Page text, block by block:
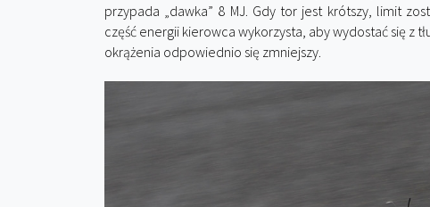
przypada „dawka” 8 MJ. Gdy tor jest krótszy, limit
część energii kierowca wykorzysta, aby wydostać się z
okrążenia odpowiednio się zmniejszy.